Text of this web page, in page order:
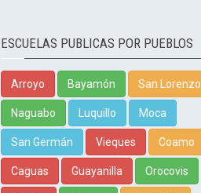
ESCUELAS PUBLICAS POR PUEBLOS
Arroyo Bayamón San Lorenzo
Naguabo Luquillo Moca
San Germán Vieques Coamo
Caguas Guayanilla Orocovis